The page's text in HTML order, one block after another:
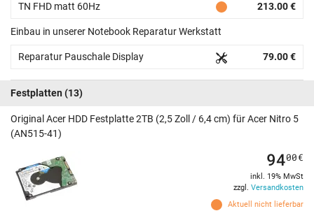
TN FHD matt 60Hz 213.00 €
Einbau in unserer Notebook Reparatur Werkstatt
Reparatur Pauschale Display 79.00 €
Festplatten (13)
Original Acer HDD Festplatte 2TB (2,5 Zoll / 6,4 cm) für Acer Nitro 5
(AN515-41)
Aktuell nicht lieferbar
9400€
inkl. 19% MwSt
zzgl. Versandkosten